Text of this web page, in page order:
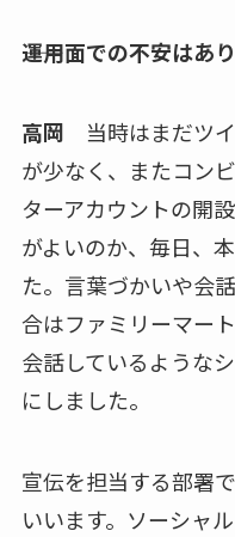
――運用面での不安はあ
高岡 当時はまだツ
が少なく、またコン
ターアカウントの開
がよいのか、毎日、
た。言葉づかいや会
合はファミリーマー
会話しているような
にしました。
宣伝を担当する部署
いいます。ソーシャ